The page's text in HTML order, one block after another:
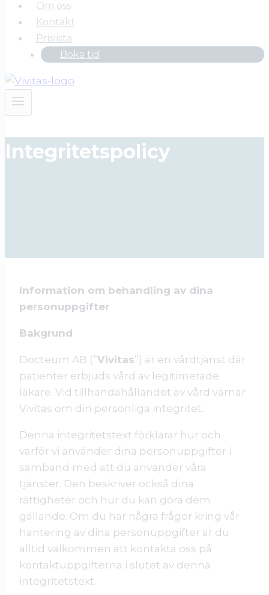
Om oss
Kontakt
Prislista
Boka tid
Integritetspolicy
Information om behandling av dina
personuppgifter
Bakgrund
Docteum AB (”Vivitas”) är en vårdtjänst där
patienter erbjuds vård av legitimerade
läkare. Vid tillhandahållandet av vård värnar
Vivitas om din personliga integritet.
Denna integritetstext förklarar hur och
varför vi använder dina personuppgifter i
samband med att du använder våra
tjänster. Den beskriver också dina
rättigheter och hur du kan göra dem
gällande. Om du har några frågor kring vår
hantering av dina personuppgifter är du
alltid välkommen att kontakta oss på
kontaktuppgifterna i slutet av denna
integritetstext.